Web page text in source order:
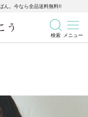
ん。今なら全品送料無料!!
検索 メニュー
記事を検索